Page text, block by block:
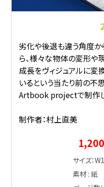
劣化や後退も違う角度か
ら、様々な物体の変形や
成長をヴィジュアルに変
いるという当たり前の不
Artbook projectで制作し
制作者：村上直美
1,200
サイズ：
素材 : 紙